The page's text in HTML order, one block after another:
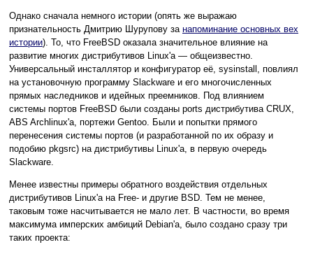
Однако сначала немного истории (опять же выражаю
признательность Дмитрию Шурупову за напоминание основных вех
истории). То, что FreeBSD оказала значительное влияние на
развитие многих дистрибутивов Linux'а — общеизвестно.
Универсальный инсталлятор и конфигуратор её, sysinstall, повлиял
на установочную программу Slackware и его многочисленных
прямых наследников и идейных преемников. Под влиянием
системы портов FreeBSD были созданы ports дистрибутива CRUX,
ABS Archlinux'а, портежи Gentoo. Были и попытки прямого
перенесения системы портов (и разработанной по их образу и
подобию pkgsrc) на дистрибутивы Linux'а, в первую очередь
Slackware.
Менее известны примеры обратного воздействия отдельных
дистрибутивов Linux'а на Free- и другие BSD. Тем не менее,
таковым тоже насчитывается не мало лет. В частности, во время
максимума имперских амбиций Debian'а, было создано сразу три
таких проекта: